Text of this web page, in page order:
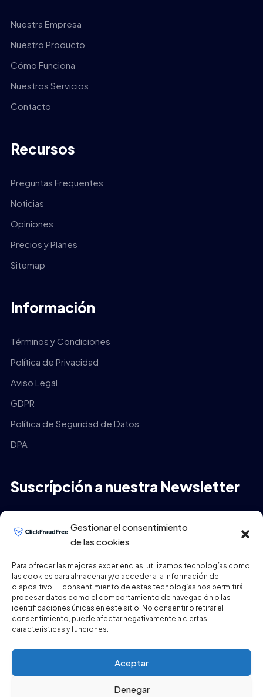
Gestionar el consentimiento
de las cookies
Para ofrecer las mejores experiencias, utilizamos tecnologías como
las cookies para almacenar y/o acceder a la información del
dispositivo. El consentimiento de estas tecnologías nos permitirá
procesar datos como el comportamiento de navegación o las
identificaciones únicas en este sitio. No consentir o retirar el
consentimiento, puede afectar negativamente a ciertas
características y funciones.
Aceptar
Denegar
Nuestra Empresa
Nuestro Producto
Cómo Funciona
Nuestros Servicios
Contacto
Recursos
Preguntas Frequentes
Noticias
Opiniones
Precios y Planes
Sitemap
Información
Términos y Condiciones
Política de Privacidad
Aviso Legal
GDPR
Política de Seguridad de Datos
DPA
Suscrípción a nuestra Newsletter
ENVIAR